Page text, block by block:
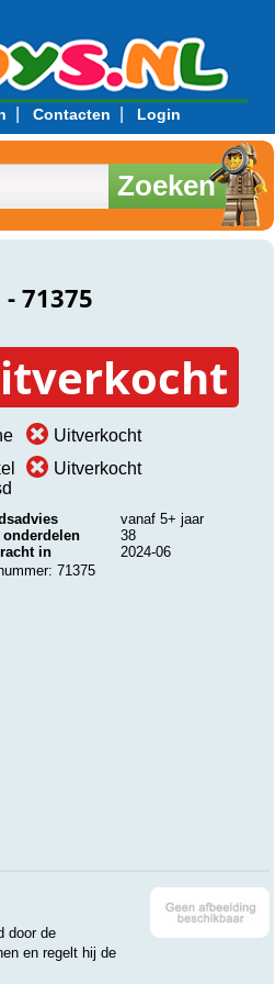
Contacten Login
Zoeken
71375
Uitverkocht
Uitverkocht
vanaf 5+ jaar
onderdelen
38
in
2024-06
71375
door de
en regelt hij de